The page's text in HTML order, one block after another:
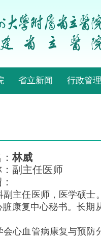
省立新闻 行政管理
：林威
主任医师
主任医师，医学硕士
康复中心秘书。长期
心血管病康复与预防